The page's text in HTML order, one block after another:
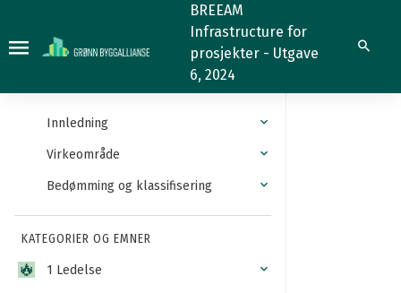
BREEAM
Infrastructure for
prosjekter - Utgave
6, 2024
Søk
Innledning
Virkeområde
Bedømming og klassifisering
KATEGORIER OG EMNER
1 Ledelse